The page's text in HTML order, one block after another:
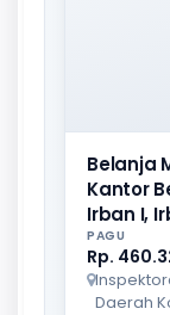
Belanja
Kantor
Irban I,
PAGU
Rp.
Daerah